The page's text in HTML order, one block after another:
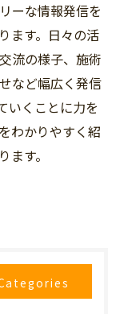
ーな情報発信を
ます。日々の活
流の様子、施術
など幅広く発信
いくことに力を
わかりやすく紹
す。